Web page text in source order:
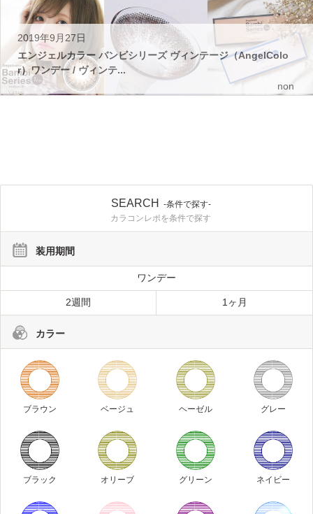
2019年9月27日
エンジェルカラー バンビシリーズ ヴィンテージ（AngelColo
r）ワンデー / ヴィンテ...
non
SEARCH
-条件で探す-
カラコンレポを条件で探す
装用期間
ワンデー
2週間 1ヶ月
カラー
ブラウン ベージュ ヘーゼル グレー
ブラック オリーブ グリーン ネイビー